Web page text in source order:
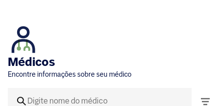
Médicos
Encontre informações sobre seu médico